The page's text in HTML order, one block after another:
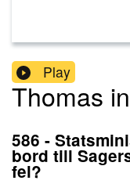
Play
Thomas
586 -
bord till
fel?